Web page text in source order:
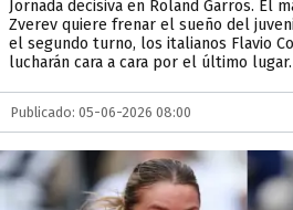
Jornada decisiva en Roland Garros. El
Zverev quiere frenar el sueño del
el segundo turno, los italianos Flavio
lucharán cara a cara por el último lugar.
Publicado: 05-06-2026 08:00